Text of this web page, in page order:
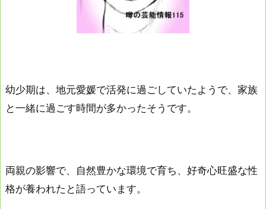
幼少期は、地元愛媛で活発に過ごしていたようで、家族
と一緒に過ごす時間が多かったそうです。
両親の影響で、自然豊かな環境で育ち、好奇心旺盛な性
格が養われたと語っています。